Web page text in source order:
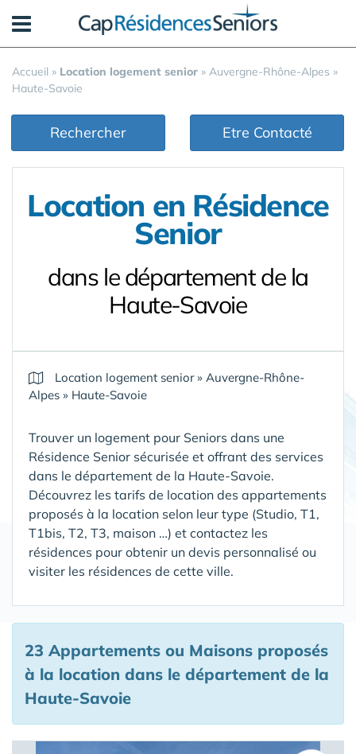
Accueil » Location logement senior » Auvergne-Rhône-Alpes »
Haute-Savoie
Rechercher Etre Contacté
Location en Résidence
Senior
dans le département de la
Haute-Savoie
Location logement senior» Auvergne-Rhône-
Alpes » Haute-Savoie
Trouver un logement pour Seniors dans une
Résidence Senior sécurisée et offrant des services
dans le département de la Haute-Savoie.
Découvrez les tarifs de location des appartements
proposés à la location selon leur type (Studio, T1,
T1bis, T2, T3, maison …) et contactez les
résidences pour obtenir un devis personnalisé ou
visiter les résidences de cette ville.
23 Appartements ou Maisons proposés
à la location dans le département de la
Haute-Savoie